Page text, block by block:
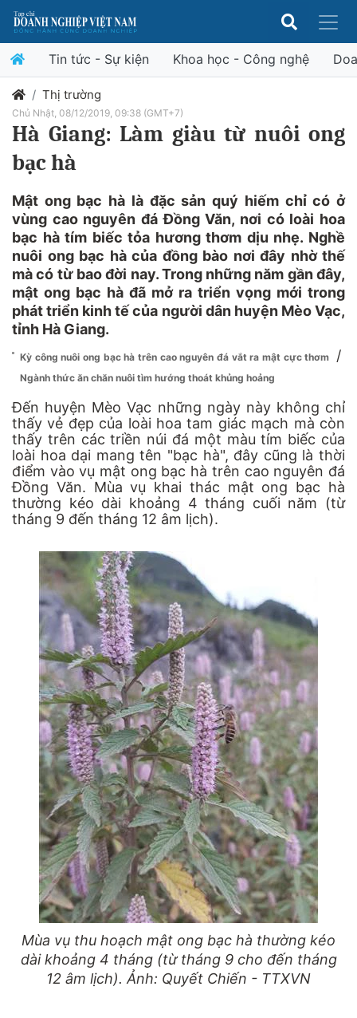
Tin tức - Sự kiện Khoa học - Công nghệ
Thị trường
Chủ Nhật, 08/12/2019, 09:38 (GMT+7)
Hà Giang: Làm giàu từ nuôi ong
bạc hà
Mật ong bạc hà là đặc sản quý hiếm chỉ có ở
vùng cao nguyên đá Đồng Văn, nơi có loài hoa
bạc hà tím biếc tỏa hương thơm dịu nhẹ. Nghề
nuôi ong bạc hà của đồng bào nơi đây nhờ thế
mà có từ bao đời nay. Trong những năm gần đây,
mật ong bạc hà đã mở ra triển vọng mới trong
phát triển kinh tế của người dân huyện Mèo Vạc,
tỉnh Hà Giang.
Kỳ công nuôi ong bạc hà trên cao nguyên đá vắt ra mật cực thơm /
Ngành thức ăn chăn nuôi tìm hướng thoát khủng hoảng
Đến huyện Mèo Vạc những ngày này không chỉ
thấy vẻ đẹp của loài hoa tam giác mạch mà còn
thấy trên các triền núi đá một màu tím biếc của
loài hoa dại mang tên "bạc hà", đây cũng là thời
điểm vào vụ mật ong bạc hà trên cao nguyên đá
Đồng Văn. Mùa vụ khai thác mật ong bạc hà
thường kéo dài khoảng 4 tháng cuối năm (từ
tháng 9 đến tháng 12 âm lịch).
Mùa vụ thu hoạch mật ong bạc hà thường kéo
dài khoảng 4 tháng (từ tháng 9 cho đến tháng
12 âm lịch). Ảnh: Quyết Chiến - TTXVN